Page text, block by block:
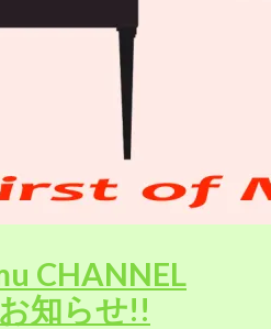
CHANNEL
知らせ!!